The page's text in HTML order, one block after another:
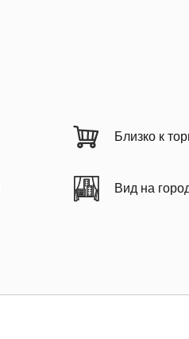
Близко к
Вид на